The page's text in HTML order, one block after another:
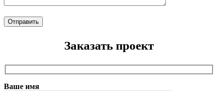
Заказать проект
Ваше имя